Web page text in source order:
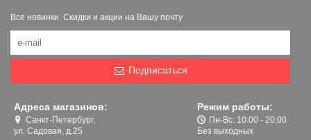
Все новинки. Скидки и акции на Вашу почту
Подписаться
Адреса магазинов:
Санкт-Петербург,
ул. Садовая, д.25
Режим работы:
Пн-Вс: 10:00 - 20:00
Без выходных